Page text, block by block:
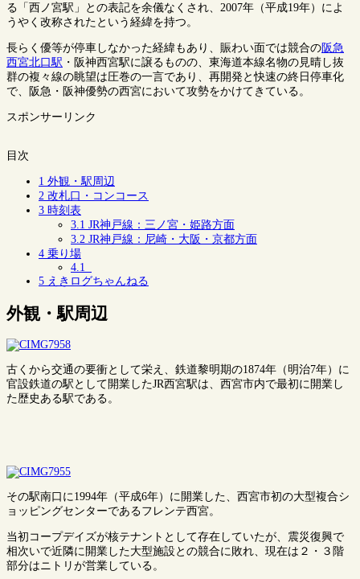
る「西ノ宮駅」との表記を余儀なくされ、2007年（平成19年）によ
うやく改称されたという経緯を持つ。
長らく優等が停車しなかった経緯もあり、賑わい面では競合の阪急
西宮北口駅 ・阪神西宮駅に譲るものの、東海道本線名物の見晴し抜
群の複々線の眺望は圧巻の一言であり、再開発と快速の終日停車化
で、阪急・阪神優勢の西宮において攻勢をかけてきている。
スポンサーリンク
目次
1 外観・駅周辺
2 改札口・コンコース
3 時刻表
3.1 JR神戸線：三ノ宮・姫路方面
3.2 JR神戸線：尼崎・大阪・京都方面
4 乗り場
4.1
5 えきログちゃんねる
外観・駅周辺
古くから交通の要衝として栄え、鉄道黎明期の1874年（明治7年）に
官設鉄道の駅として開業したJR西宮駅は、西宮市内で最初に開業し
た歴史ある駅である。
その駅南口に1994年（平成6年）に開業した、西宮市初の大型複合シ
ョッピングセンターであるフレンテ西宮。
当初コープデイズが核テナントとして存在していたが、震災復興で
相次いで近隣に開業した大型施設との競合に敗れ、現在は２・３階
部分はニトリが営業している。